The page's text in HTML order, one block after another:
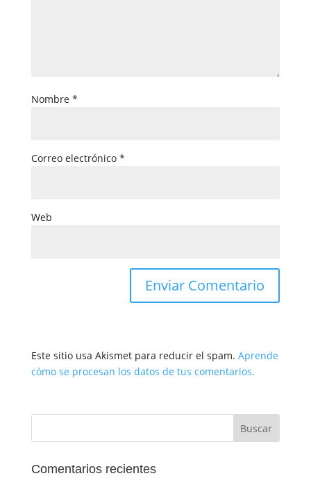
Nombre *
Correo electrónico *
Web
Este sitio usa Akismet para reducir el spam. Aprende
cómo se procesan los datos de tus comentarios.
Comentarios recientes